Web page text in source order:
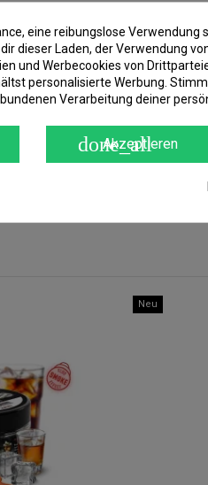
wieder die
Neu
eine reibungslose Verwendung
dieser Laden, der Verwendung
und Werbecookies von
personalisierte Werbung.
Verarbeitung deiner
done_all
Akzeptieren